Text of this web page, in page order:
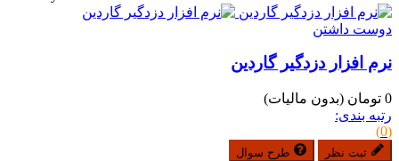
دوست داشتن
نرم افزار دزدگیر گاردین
0 تومان
(بدون مالیات)
رتبه بندی:
(0)
ثبت نظر طرح سوال